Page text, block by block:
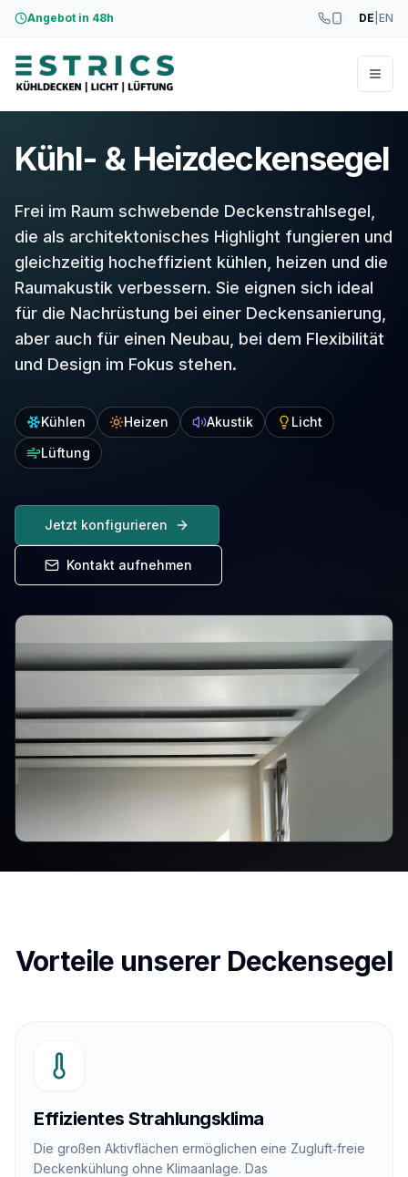
Angebot in 48h DE EN
Kühl- & Heizdeckensegel
Frei im Raum schwebende Deckenstrahlsegel,
die als architektonisches Highlight fungieren und
gleichzeitig hocheffizient kühlen, heizen und die
Raumakustik verbessern. Sie eignen sich ideal
für die Nachrüstung bei einer Deckensanierung,
aber auch für einen Neubau, bei dem Flexibilität
und Design im Fokus stehen.
Kühlen Heizen Akustik
Licht
Lüftung
Jetzt konfigurieren
Kontakt aufnehmen
Vorteile unserer Deckensegel
Effizientes Strahlungsklima
Die großen Aktivflächen ermöglichen eine Zugluft‑freie
Deckenkühlung ohne Klimaanlage. Das